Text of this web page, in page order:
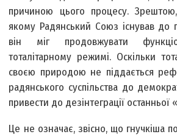
причиною цього процесу.
якому Радянський Союз існував до
він міг продовжувати
тоталітарному режимі. Оскільки
своєю природою не піддається
радянського суспільства до
привести до дезінтеграції останньої
Це не означає, звісно, що гнучкіша